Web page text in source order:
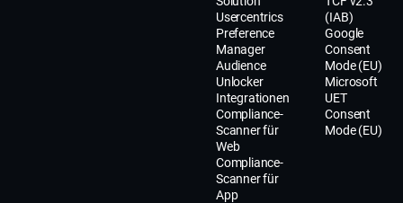
Usercentrics
Preference
Manager
Audience
Unlocker
Integrationen
Compliance-
Scanner für
Web
Compliance-
Scanner für
App
(IAB)
Google
Consent
Mode (EU)
Microsoft
UET
Consent
Mode (EU)